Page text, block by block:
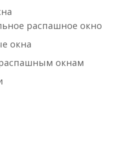
распашное окно
окна
окнам